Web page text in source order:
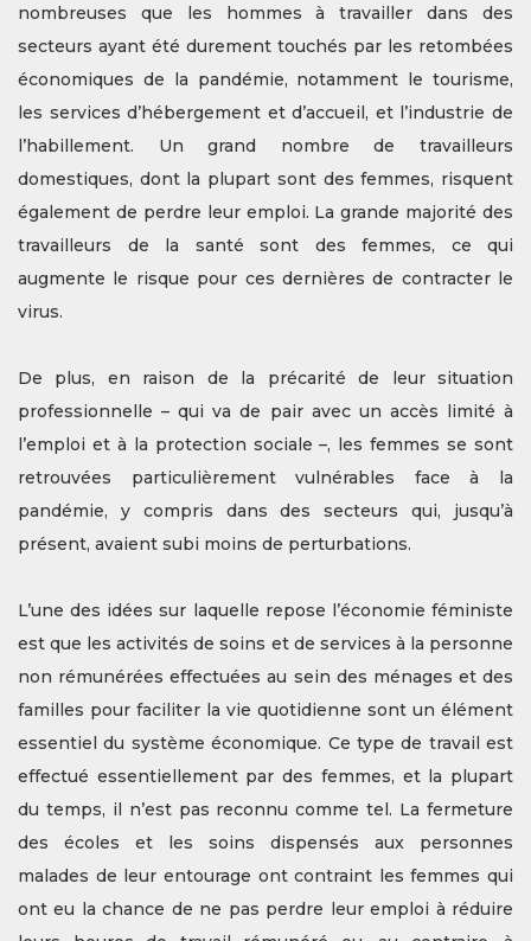
nombreuses que les hommes à travailler dans des
secteurs ayant été durement touchés par les retombées
économiques de la pandémie, notamment le tourisme,
les services d’hébergement et d’accueil, et l’industrie de
l’habillement. Un grand nombre de travailleurs
domestiques, dont la plupart sont des femmes, risquent
également de perdre leur emploi. La grande majorité des
travailleurs de la santé sont des femmes, ce qui
augmente le risque pour ces dernières de contracter le
virus.
De plus, en raison de la précarité de leur situation
professionnelle – qui va de pair avec un accès limité à
l’emploi et à la protection sociale –, les femmes se sont
retrouvées particulièrement vulnérables face à la
pandémie, y compris dans des secteurs qui, jusqu’à
présent, avaient subi moins de perturbations.
L’une des idées sur laquelle repose l’économie féministe
est que les activités de soins et de services à la personne
non rémunérées effectuées au sein des ménages et des
familles pour faciliter la vie quotidienne sont un élément
essentiel du système économique. Ce type de travail est
effectué essentiellement par des femmes, et la plupart
du temps, il n’est pas reconnu comme tel. La fermeture
des écoles et les soins dispensés aux personnes
malades de leur entourage ont contraint les femmes qui
ont eu la chance de ne pas perdre leur emploi à réduire